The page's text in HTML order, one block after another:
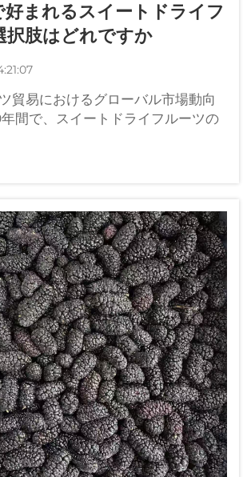
好まれるスイートドライフ
択肢はどれですか
貿易におけるグローバル市場動向
間で、スイートドライフルーツの
い成長を遂げており、世界中の消
栄養価が高く便利な食品をますま
ます…